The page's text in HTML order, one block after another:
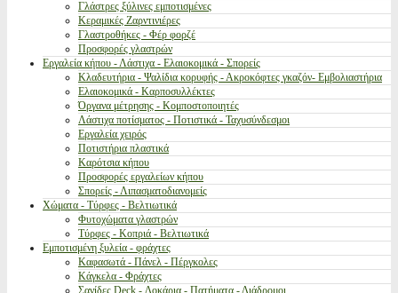
Γλάστρες ξύλινες εμποτισμένες
Κεραμικές Ζαρντινιέρες
Γλαστροθήκες - Φέρ φορζέ
Προσφορές γλαστρών
Εργαλεία κήπου - Λάστιχα - Ελαιοκομικά - Σπορείς
Κλαδευτήρια - Ψαλίδια κορυφής - Ακροκόφτες γκαζόν- Εμβολιαστήρια
Ελαιοκομικά - Καρποσυλλέκτες
Όργανα μέτρησης - Κομποστοποιητές
Λάστιχα ποτίσματος - Ποτιστικά - Ταχυσύνδεσμοι
Εργαλεία χειρός
Ποτιστήρια πλαστικά
Καρότσια κήπου
Προσφορές εργαλείων κήπου
Σπορείς - Λιπασματοδιανομείς
Χώματα - Τύρφες - Βελτιωτικά
Φυτοχώματα γλαστρών
Τύρφες - Κοπριά - Βελτιωτικά
Εμποτισμένη ξυλεία - φράχτες
Καφασωτά - Πάνελ - Πέργκολες
Κάγκελα - Φράχτες
Σανίδες Deck - Δοκάρια - Πατήματα - Διάδρομοι